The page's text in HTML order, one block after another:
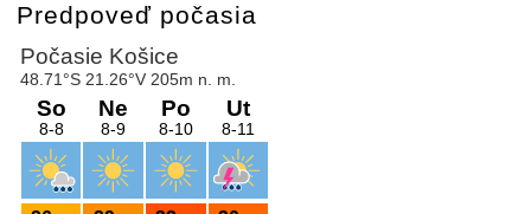
Predpoveď počasia